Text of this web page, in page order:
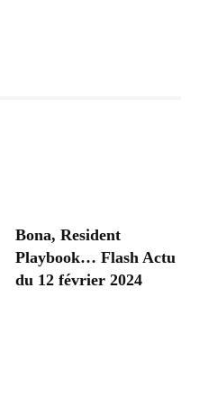
Bona, Resident
Playbook… Flash Actu
du 12 février 2024